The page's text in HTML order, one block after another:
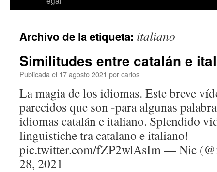
Archivo de la etiqueta: italiano
Similitudes entre catalán e
Publicada el 17 agosto 2021 porcarlos
La magia de los idiomas. Este breve
parecidos que son -para algunas
idiomas catalán e italiano. Splendido
linguistiche tra catalano e italiano!
pic.twitter.com/fZP2wlAsIm — Nic
28, 2021